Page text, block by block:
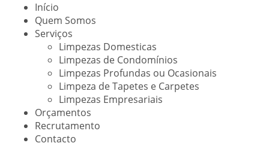
Início
Quem Somos
Serviços
Limpezas Domesticas
Limpezas de Condomínios
Limpezas Profundas ou Ocasionais
Limpeza de Tapetes e Carpetes
Limpezas Empresariais
Orçamentos
Recrutamento
Contacto